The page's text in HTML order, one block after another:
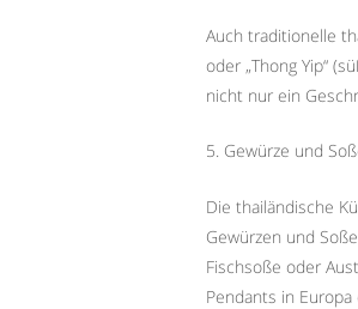
Auch traditionelle
oder „Thong Yip“
nicht nur ein
5. Gewürze und
Die thailändische
Gewürzen und
Fischsoße oder
Pendants in